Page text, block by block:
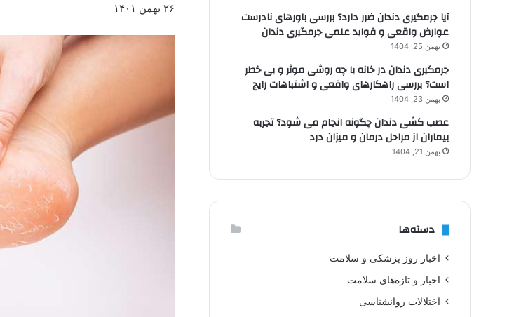
۲۶ بهمن ۱۴۰۱
آیا جرمگیری دندان ضرر دارد؟ بررسی باورهای نادرست
عوارض واقعی و فواید علمی جرمگیری دندان
بهمن 25, 1404
جرمگیری دندان در خانه با چه روشی موثر و بی خطر
است؟ بررسی راهکارهای واقعی و اشتباهات رایج
بهمن 23, 1404
عصب کشی دندان چگونه انجام می شود؟ تجربه
بیماران از مراحل درمان و میزان درد
بهمن 21, 1404
دسته‌ها
اخبار روز پزشکی و سلامت
اخبار و تازه‌های سلامت
اختلالات روانشناسی